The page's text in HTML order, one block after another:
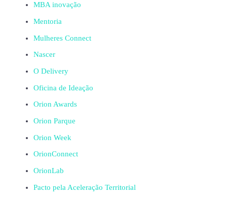
MBA inovação
Mentoria
Mulheres Connect
Nascer
O Delivery
Oficina de Ideação
Orion Awards
Orion Parque
Orion Week
OrionConnect
OrionLab
Pacto pela Aceleração Territorial